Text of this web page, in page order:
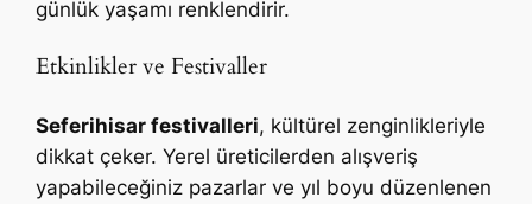
günlük yaşamı renklendirir.
Etkinlikler ve Festivaller
Seferihisar festivalleri, kültürel zenginlikleriyle
dikkat çeker. Yerel üreticilerden alışveriş
yapabileceğiniz pazarlar ve yıl boyu düzenlenen